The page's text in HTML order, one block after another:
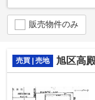
販売物件のみ
売買 | 売地 旭区高